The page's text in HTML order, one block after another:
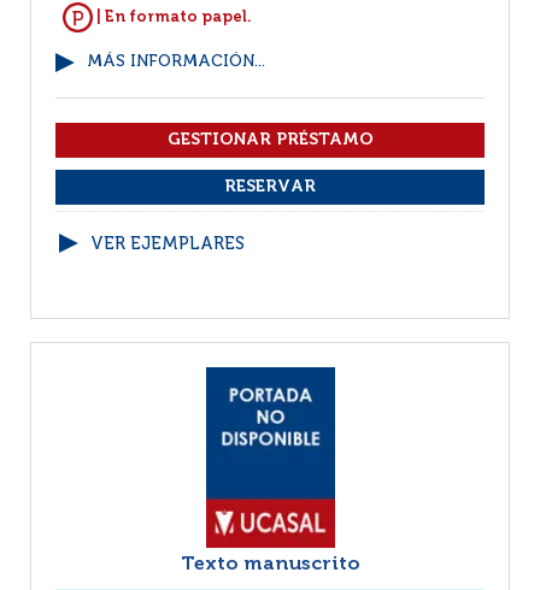
| En formato papel.
MÁS INFORMACIÓN...
VER EJEMPLARES
Texto manuscrito